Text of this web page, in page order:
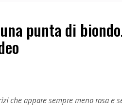
punta di
che appare sempre meno rosa e